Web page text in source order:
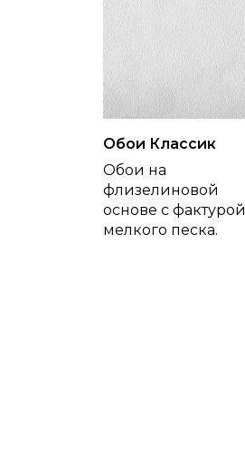
Обои Классик
Обои на
флизелиновой
основе с фактурой
мелкого песка.